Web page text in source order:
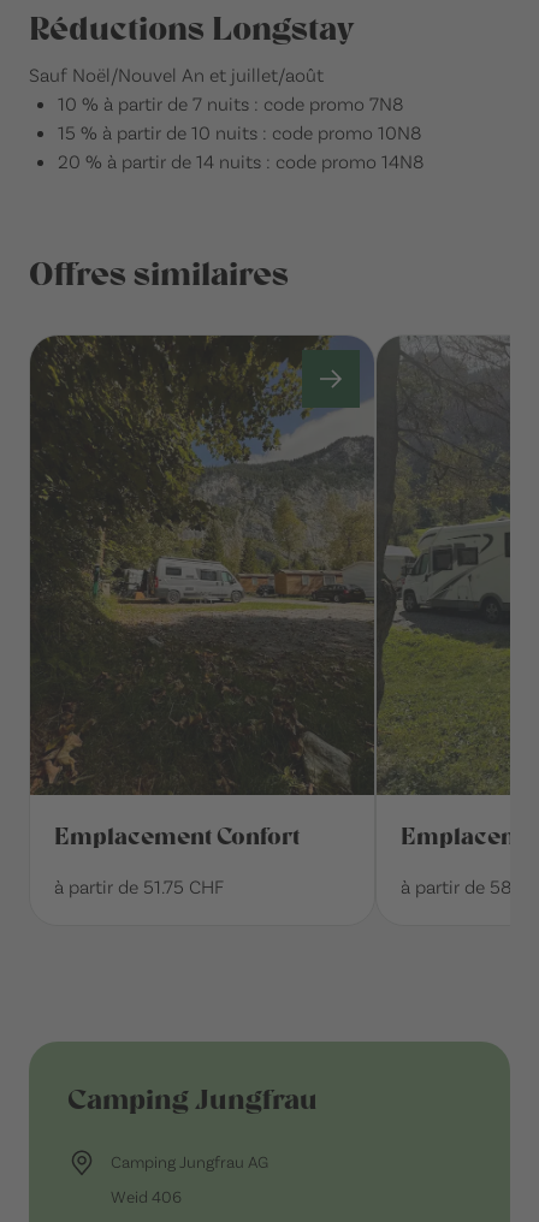
Réductions Longstay
Sauf Noël/Nouvel An et juillet/août
10 % à partir de 7 nuits : code promo 7N8
15 % à partir de 10 nuits : code promo 10N8
20 % à partir de 14 nuits : code promo 14N8
Offres similaires
Emplacement Confort
à partir de 51.75 CHF à partir de
Camping Jungfrau
Camping Jungfrau AG
Weid 406